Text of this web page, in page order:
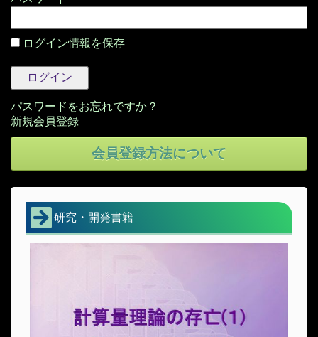
ログイン情報を保存
パスワードをお忘れですか？
会員登録方法について
研究・開発書籍